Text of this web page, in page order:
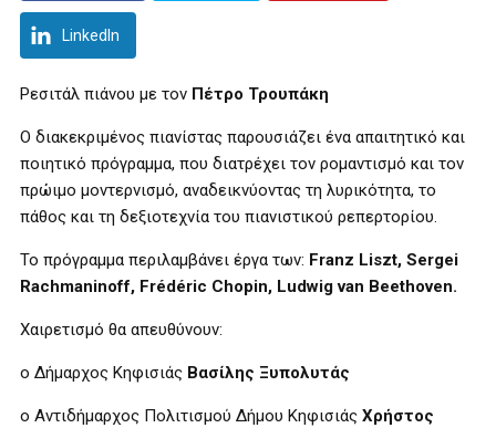
LinkedIn
Ρεσιτάλ πιάνου με τον Πέτρο Τρουπάκη
Ο διακεκριμένος πιανίστας παρουσιάζει ένα απαιτητικό και
ποιητικό πρόγραμμα, που διατρέχει τον ρομαντισμό και τον
πρώιμο μοντερνισμό, αναδεικνύοντας τη λυρικότητα, το
πάθος και τη δεξιοτεχνία του πιανιστικού ρεπερτορίου.
Το πρόγραμμα περιλαμβάνει έργα των: Franz Liszt, Sergei
Rachmaninoff, Frédéric Chopin, Ludwig van Beethoven.
Χαιρετισμό θα απευθύνουν:
ο Δήμαρχος Κηφισιάς Βασίλης Ξυπολυτάς
ο Αντιδήμαρχος Πολιτισμού Δήμου Κηφισιάς Χρήστος